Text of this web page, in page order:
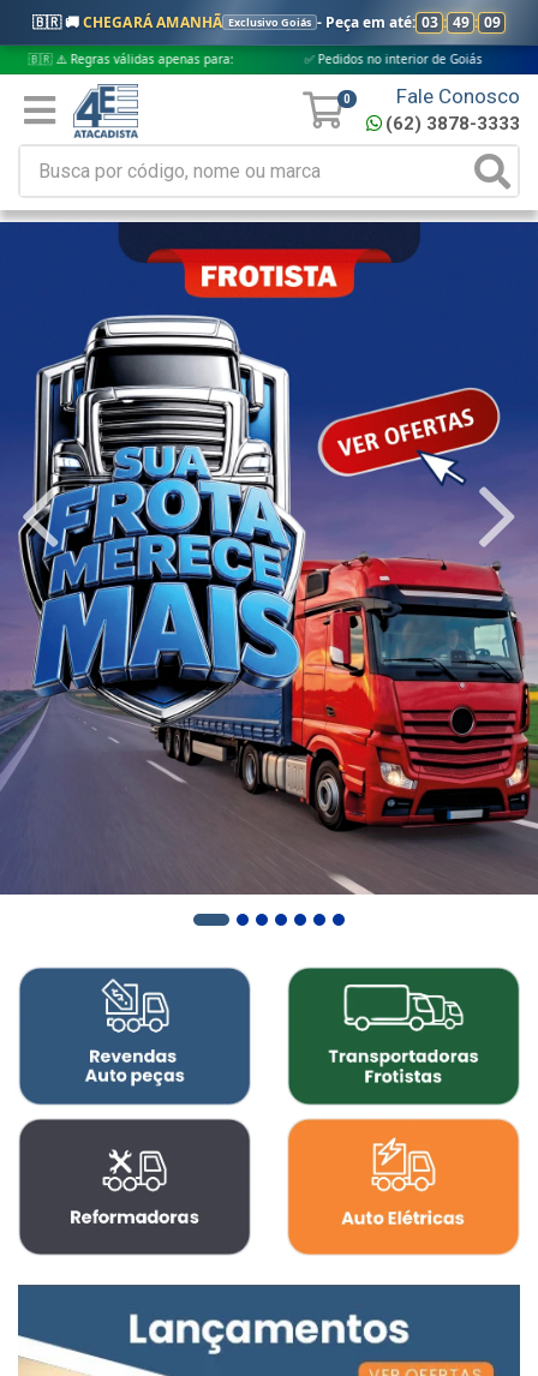
🇧🇷 🚚CHEGARÁ AMANHÃ Exclusivo Goiás - Peça em até: 03 : 49 : 08
válidas apenas para: ✅ Pedidos no interior de Goiás ✅ Pedidos
0 Fale Conosco
(62) 3878-3333